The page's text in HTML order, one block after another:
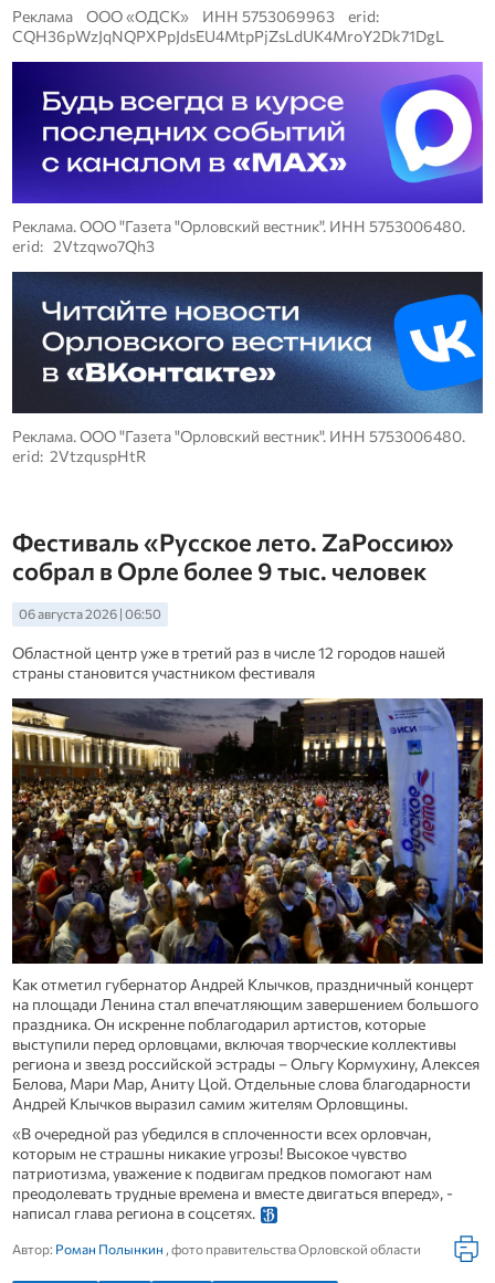
Реклама ООО «ОДСК» ИНН 5753069963 erid:
CQH36pWzJqNQPXPpJdsEU4MtpPjZsLdUK4MroY2Dk71DgL
Реклама. ООО "Газета "Орловский вестник". ИНН 5753006480.
erid: 2Vtzqwo7Qh3
Реклама. ООО "Газета "Орловский вестник". ИНН 5753006480.
erid: 2VtzquspHtR
Фестиваль «Русское лето. ZаРоссию»
собрал в Орле более 9 тыс. человек
06 августа 2026 | 06:50
Областной центр уже в третий раз в числе 12 городов нашей
страны становится участником фестиваля
Как отметил губернатор Андрей Клычков, праздничный концерт
на площади Ленина стал впечатляющим завершением большого
праздника. Он искренне поблагодарил артистов, которые
выступили перед орловцами, включая творческие коллективы
региона и звезд российской эстрады – Ольгу Кормухину, Алексея
Белова, Мари Мар, Аниту Цой. Отдельные слова благодарности
Андрей Клычков выразил самим жителям Орловщины.
«В очередной раз убедился в сплоченности всех орловчан,
которым не страшны никакие угрозы! Высокое чувство
патриотизма, уважение к подвигам предков помогают нам
преодолевать трудные времена и вместе двигаться вперед», -
написал глава региона в соцсетях.
Автор: Роман Полынкин , фото правительства Орловской области